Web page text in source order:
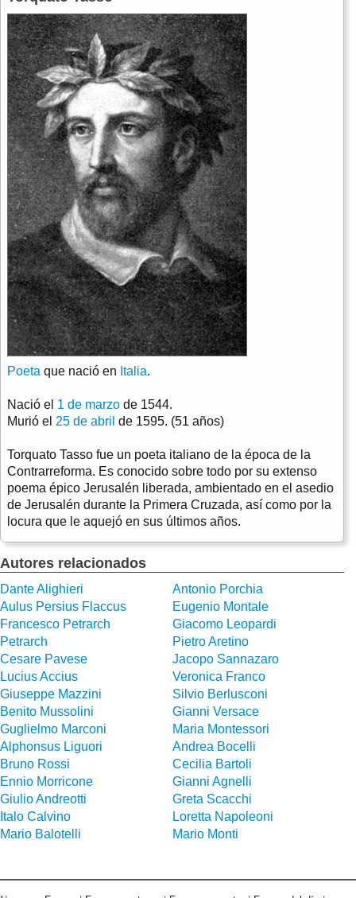
Poeta que nació en Italia.
Nació el 1 de marzo de 1544.
Murió el 25 de abril de 1595. (51 años)
Torquato Tasso fue un poeta italiano de la época de la
Contrarreforma. Es conocido sobre todo por su extenso
poema épico Jerusalén liberada, ambientado en el asedio
de Jerusalén durante la Primera Cruzada, así como por la
locura que le aquejó en sus últimos años.
Autores relacionados
Dante Alighieri
Antonio Porchia
Aulus Persius Flaccus
Eugenio Montale
Francesco Petrarch
Giacomo Leopardi
Petrarch
Pietro Aretino
Cesare Pavese
Jacopo Sannazaro
Lucius Accius
Veronica Franco
Giuseppe Mazzini
Silvio Berlusconi
Benito Mussolini
Gianni Versace
Guglielmo Marconi
Maria Montessori
Alphonsus Liguori
Andrea Bocelli
Bruno Rossi
Cecilia Bartoli
Ennio Morricone
Gianni Agnelli
Giulio Andreotti
Greta Scacchi
Italo Calvino
Loretta Napoleoni
Mario Balotelli
Mario Monti